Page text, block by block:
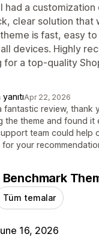
a customization
clear solution that
is fast, easy
devices. Highly
for a top-quality
yanıtıApr 22, 2026
fantastic review, thank
the theme and found it
team could help
for your
Tüm temalar
16, 2026